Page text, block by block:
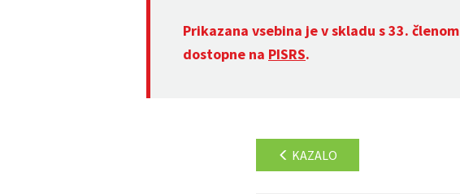
Prikazana vsebina je v skladu s 33. členom
dostopne na PISRS.
KAZALO